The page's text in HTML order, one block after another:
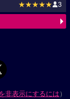
★★★★★ 3
非表示にするには）